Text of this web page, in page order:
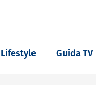
Lifestyle Guida TV